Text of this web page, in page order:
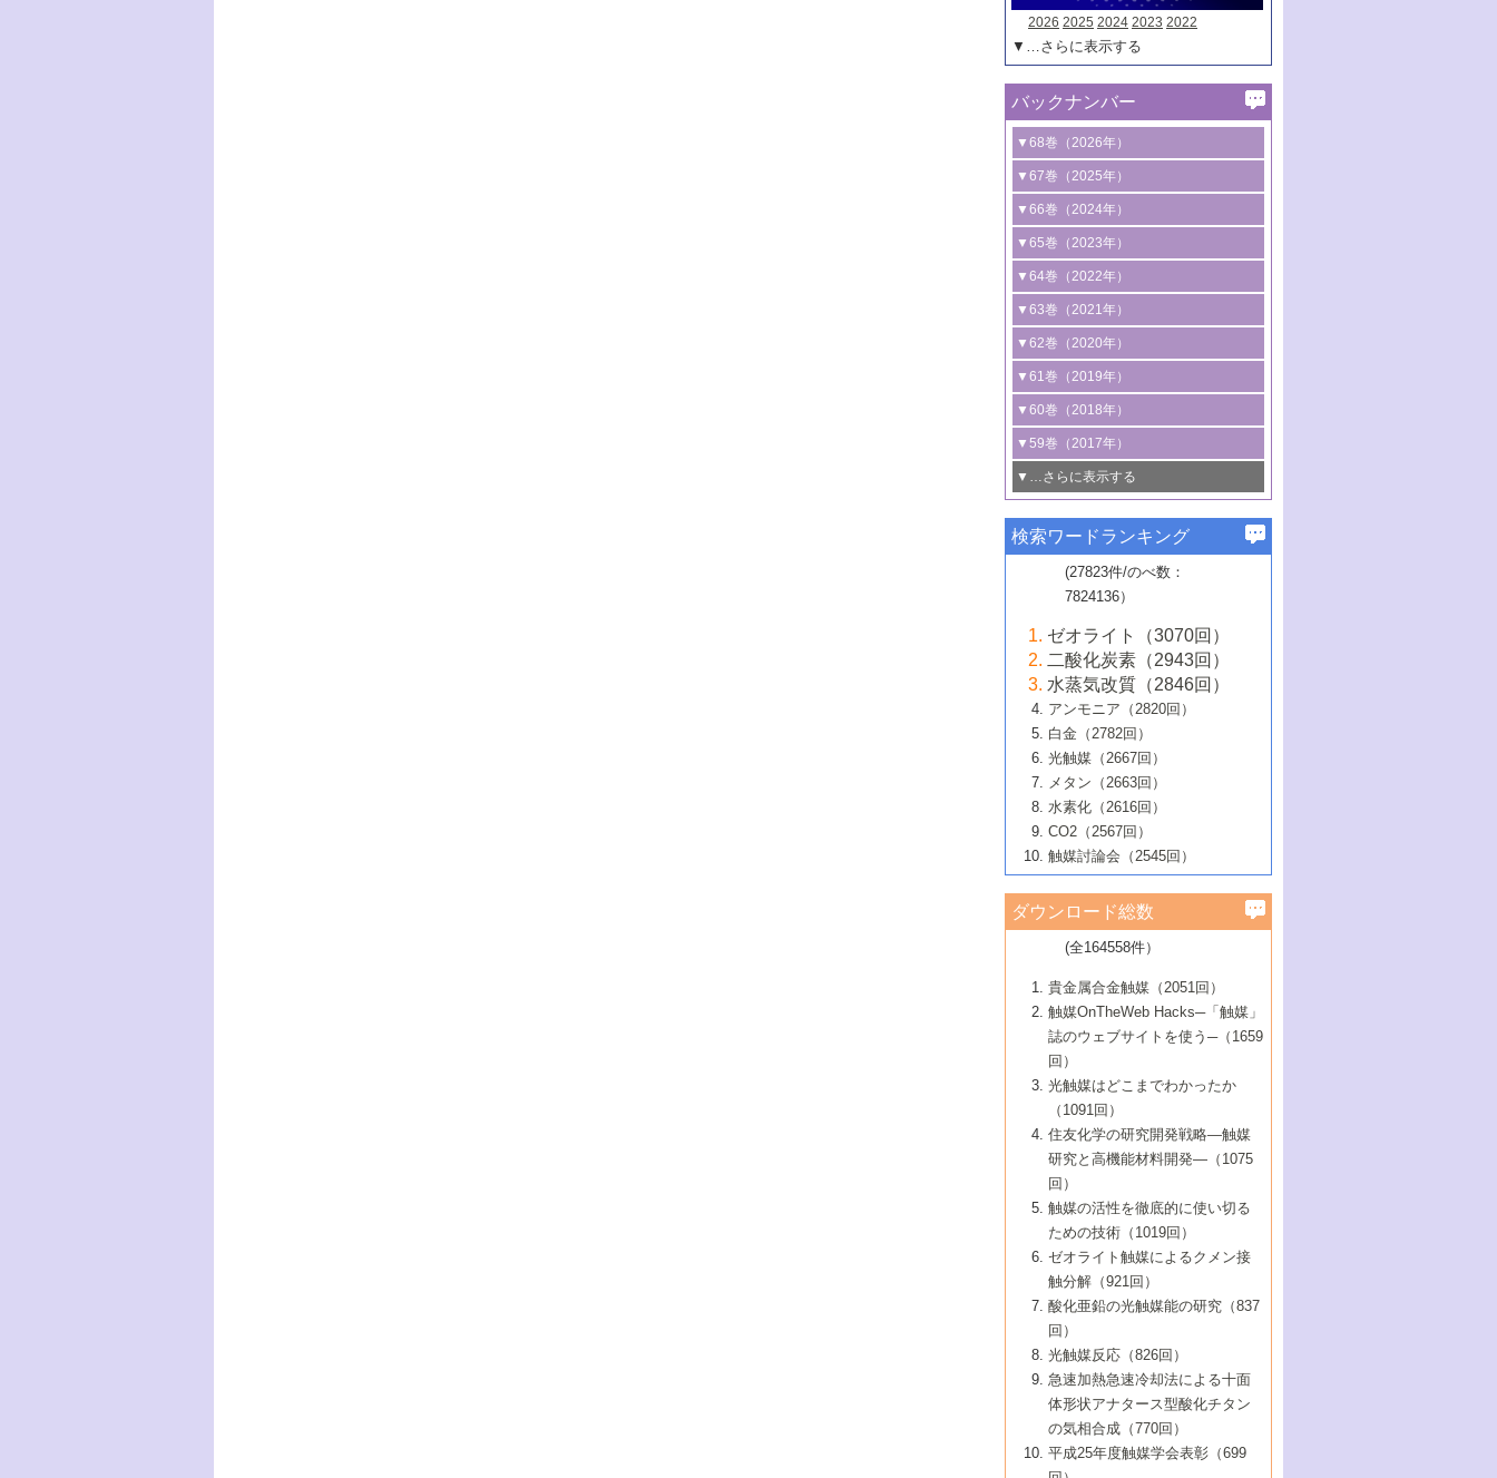
2026 2025 2024 2023 2022
▼…さらに表示する
バックナンバー
▼68巻（2026年）
1号 過酸化水素合成に関する研究動向
2号 コンピューター技術により加速する
触媒開発
3号 有機分子変換やCO 資源化のための
光触媒に関する最近の研究
B号 第137回触媒討論会（2026年）
▼67巻（2025年）
1号 CO
水素化によるグリーン燃料/グリ
ーンケミカル製造
2号 水素製造のための水分解技術に関す
る最近の研究
3号 オレフィン系樹脂の精密合成に関す
る最新技術
4号 アルコール類の効率的変換を実現す
る非貴金属触媒の研究動向
5号 ゼオライトの合成と応用における研
究動向
6号 ヘテロ接合界面
B号 第135回触媒討論会（2025年）
▼66巻（2024年）
1号 低次元ナノ構造を有する触媒材料
2号 規制反応場を活用した固体触媒研究
の新展開
3号 未踏分子変換を目指した酸化触媒プ
ロセスの最前線
4号 シンクロトロン放射光および中性子
線を利用した触媒解析技術の最先端
5号 単原子触媒
6号 参照触媒委員会からのお知らせ
B号 第133回触媒討論会（2023年）
▼65巻（2023年）
1号 炭素が関わる触媒機能
2号 プラスチックケミカルリサイクルの
ための触媒技術
3号 非酸化物系金属化合物を基盤とした
触媒材料の開発
4号 格子酸素・格子酸素欠陥を利用した
触媒反応
5号 生体触媒によるエネルギー変換反応
6号 窒素とリンの循環のための触媒・機
能性材料
▼64巻（2022年）
1号 合成ガス製造とCOを用いるケミカル
ズ合成の最新動向
2号 化学品合成のための合金触媒開発
3号 CO の排出削減および有効活用のた
めの触媒技術
4号 若手による情報発信企画～とびたて
若き触媒の研究者たち～（1）
若き触媒の研究者たち～（2）
6号 石油のノーブル・ユースを志向した
触媒技術
大学：オンライン・対面開催）
▼63巻（2021年）
1号 金触媒の新展開
2号 ペロブスカイト
3号 特殊反応場を利用した触媒的分子変
換反応
4号 多孔質材料を用いた触媒の新展開
5号 情報学的手法を用いた触媒開発
6号 カーボンニュートラルに向けた電解
技術
B号 第127回触媒討論会（2021年・オン
ライン開催(Zoom)のみ）
▼62巻（2020年）
1号 触媒設計を拓く欠陥構造のキャラク
タリゼーション
2号 機能化学品製造に資するクリーンな
触媒的酸化反応
3号 水処理のための触媒化学
4号 光触媒を用いた水分解の最新の研究
動向
5号 次世代の触媒プロセスを支えるマイ
6号 メタン転換技術の最新動向
B号 第125回触媒討論会（2020年・工学
院大学）
▼61巻（2019年）
1号 物質移動制御に着目した触媒プロセ
ス開発
2号 CO2 フリー水素サプライチェーンに
関わる触媒開発動向
3号 精密高分子合成に関する最近の研究
動向
4号 バイオマス化成品製造のための触媒
5号 固体触媒による含窒素有機化合物変
換の最前線
6号 貴金属使用量低減に向けた自動車排
ガス浄化触媒の開発
B号 第123回触媒討論会（2019年・大阪
▼60巻（2018年）
1号 固体酸触媒の最新の研究動向
2号 二酸化炭素からの有用化学品合成
3号 ナノ粒子・クラスター触媒の最前線
4号 60周年記念企画
5号 進化するゼオライト合成技術
6号 非貴金属系触媒における電気化学的
B号 第121回触媒討論会（2018年・東京
大学）
▼59巻（2017年）
1号 いたるところに，触媒
最先端技術
3号 無機分離膜材料の開発と触媒反応プ
ロセスへの適用
5号 水素のふるまいを解き明かす最先端
研究
6号 低級アルカンの有効利用のための触
媒技術
B号 第119回触媒討論会（2017年・首都
大学東京）
▼…さらに表示する
1号 ユニークな構造の高分子を生み出す触
2号 リグニンからの化成品製造に向けた触
媒技術
3号 触媒研究の最先端～とびたて若き研究
者たち～（1）
4号 触媒研究の最先端～とびたて若き研究
者たち～（2）
5号 触媒研究の最先端～とびたて若き研究
者たち～（3）
6号 イオニクス材料と燃料電池・電解合成
の最新の研究動向
B号 第117回触媒討論会（2016年・大阪府
立大学）
▼57巻（2015年）
1号 水素キャリアにかかわる触媒技術の新
2号 石油精製用触媒の最近の進展
3号 固体酸化物形燃料電池（SOFC）におけ
るアノード触媒上での燃料直接改質技術
4号 コアシェル構造の制御による触媒機能
5号 工業触媒およびその周辺技術の最近の
進歩
6号 ナノシート
B号 第115回触媒討論会（2015年・成蹊大
▼56巻（2014年）
2号 光触媒反応機構に関する最新の研究動
向
開発動向
4号 人工光合成に向けた近年のアプローチ
5号 未利用熱エネルギーの有効活用に貢献
する触媒技術
6号 ポリオキソメタレート
B号 第113回触媒討論会（2014年・ロワジ
ールホテル豊橋）
1号 高耐久性燃料電池システム用触媒にお
ける新展開
2号 リビングラジカル重合の最近の動向
3号 天然ガスの化学工業的展開に関する触
媒技術
4号 貴金属触媒の精密構造制御とその活用
5号 バイオマス化成品製造のための固体触
6号 ナノ空間─吸着状態解析から新機能開拓
B号 第111回触媒討論会（2013年・関西大
▼54巻（2012年）
1号 規則性多孔体の利用技術における最近
の進歩
2号 第109回触媒討論会
3号 貴金属低減技術の最新動向
4号 貴金属代替技術の最新動向
5号 光触媒による物質変換反応の新展開
6号 グラフェン
7号 水素を利用する化成品合成の新潮流
▼53巻（2011年）
1号 金属学から見る合金触媒の新展開
2号 第107回触媒討論会
3号 触媒のその場観察法の進歩（１）
4号 触媒のその場観察法の進歩（２）
5号 不活性結合の触媒的活性化による有機
合成
6号 新しい固体酸触媒技術
7号 ゼオライト合成における最近の進歩
▼52巻（2010年）
1号 触媒の劣化対策と長寿命触媒開発
2号 第105回触媒討論会
3号 ナノ構造が拓く新機能
4号 活性サイトおよびその環境の精密な設
計による触媒の高機能化
5号 触媒を有効に使うための技術
7号 有機分子触媒による精密有機合成
8号 高機能化ポリオレフィンに向けた重合
触媒の最近の進展
1号 炭素材料－熱い注目を集める材料－
2号 第103回触媒討論会
3号 環境浄化用光触媒の現状と課題
4号 水素社会の実現に向けた水素製造・貯
蔵技術の進歩
5号 CO2が関わる触媒・材料
7号 持続可能社会実現のための触媒および
触媒関連技術
▼50巻（2008年）
1号 触媒化学と学会のこの10年，半世紀，
そして未来
2号 第101回触媒討論会
4号 錯体を利用したユニークな表面構造の
構築と機能
5号 若手会員による触媒研究の未来展望1：
企業編
6号 第102回触媒討論会
7号 触媒・化学反応における計算化学の進
8号 若手研究者による触媒研究の未来展望
2：大学・研究所編
▼49巻（2007年）
1号 含フッ素化合物の合成と触媒
2号 第99回触媒討論会
3号 実用的ファインケミカル合成プロセス
を実現する触媒
5号 こんな物質，あんな物質―新たな触媒
の可能性―
7号 『結晶の化学』を活かした触媒研究
8号 イオン液体の応用
▼48巻（2006年）
1号 固体酸触媒の最近の進歩
2号 第97回触媒討論会
3号 リビング重合触媒の最近の展開
5号 水素製造・貯蔵のための触媒技術の新
しい展開
6号 第98回触媒討論会
7号 基礎化学品製造の触媒技術
8号 多機能型リアクター
1号 最近の触媒担体とその効果
2号 第95回触媒討論会
4号 水分解用光触媒材料
5号 時間分解分光の進歩と応用
6号 第96回触媒討論会
8号 超臨界流体を用いた化学プロセスの新
▼46巻（2004年）
1号 部分酸化反応触媒の最前線
2号 第93回触媒討論会
3号 特殊エネルギー場の触媒反応
4号 生体内における金属の触媒作用
5号 ファインケミカルズの展開に寄与する
6号 第94回触媒討論会
7号 サブナノレベルでみた新しい表面現象
8号 オレフィン重合触媒の新たな展
▼45巻（2003年）
1号 なぜこの触媒が良いのか？
2号 第91回触媒討論会
3号 最近の自動車排ガス処理技術
4号 触媒研究の現状と将来─第90回触媒討論
5号 基礎化学品製造の触媒技術
6号 第92回触媒討論会
7号 基礎化学品製造の触媒技術
8号 資源の循環と触媒技術
▼44巻（2002年）
1号 高次制御された触媒の化学
2号 第89回触媒討論会
3号 触媒を利用した電気化学の新展開
4号 ナノ材料の調製と機能化
5号 こんな触媒が欲しい
6号 第90回触媒討論会
7号 触媒研究と学術雑誌/情報
8号 若い世代からみた触媒化学の現状と未
▼43巻（2001年）
1号 グリーンケミストリーと触媒
2号 第87回触媒討論会特集号
3号 生体触媒とバイオプロセス
4号 水素製造・利用の触媒化学
5号 触媒研究における新しい切り口：コン
ビナトリアルケミストリー
6号 第88回触媒討論会特集号
7号 企業における触媒研究のブレークスル
8号 この材料を触媒として使ってみません
▼42巻（2000年）
1号 触媒反応工学の明日を拓く
2号 第85回触媒討論会
3号 反応ダイナミクス
5号 触媒のおもしろさをどのように伝える
6号 第86回触媒討論会
7号 水素化精製触媒の新しい展開
8号 新しい反応性と機能性を目指した金属
クラスタ-化学
▼41巻（1999年）
1号 孔、穴、あな?-特異な空間とその利用-
2号 第83回触媒討論会
3号 均一系触媒反応最前線
4号 実用炭素材料の新展開
5号 研究の方法論を考える
7号 機能性金属材料と触媒
8号 触媒研究へのNMRの応用と展望
▼40巻（1998年）
進展と21世紀への提言/創立40周年記念・触
媒学会この10年の歩みとこれから/創立40周
2号 第81回触媒討論会
3号 計算機触媒化学へのさそい
4号 触媒劣化の制御と予測
5号 最新の実用プロセスと触媒
6号 第82回触媒討論会
7号 ナノ構造体の化学
8号 あの反応は今
1号 均一系と不均一系触媒反応-その特徴と
接点
2号 第79回触媒討論会
3号 最新NO除去触媒の実用化研究
4号 新しい反応場を目指した触媒調製
5号 反応・分離技術の新しい展開
6号 第80回触媒討論会
8号 AFMでみる世界
▼38巻（1996年）
1号 触媒の構造と触媒作用/C1化学を中心と
する21世紀への触媒
3号 オリンピックメダル:金・銀・銅はどん
な触媒作用を示すか
4号 触媒作用における機能の複合化
5号 未来を拓け！若手研究者
6号 第78回触媒討論会
7号 ダイナミックな領域への触媒研究の展
開/C1化学を中心とする21世紀への触媒
▼37巻（1995年）
1号 ファインケミカルズと固体触媒
2号 第75回触媒討論会
3号 希土類を利用した触媒
4号 触媒とリサイクル
5号 エネルギー変換触媒
6号 第76回触媒討論会
7号 表面吸着相の新しい展開
8号 マイクロポーラス・クリスタル触媒の
▼36巻（1994年）
1号 電気化学と触媒
2号 第73回触媒討論会
3号 C4化学の展開
4号 《通常号》
5号 《通常号》
6号 第74回触媒討論会
▼35巻（1993年）
1号 工業触媒開発マニュアル―探索から工
業化まで
2号 第71回触媒討論会
3号 研究開発のうらおもて―着想と展開
4号 触媒劣化と寿命の予測
5号 環境に優しい触媒
▼34巻（1992年）
1号 インパクトを与えたこの研究
2号 第69回触媒討論会
3号 ケミカルズ合成触媒―新しい展開と応
▼33巻（1991年）
1号 触媒プロセス開発マニュアル―探索か
ら工業化まで，知っておきたいこと PartII
2号 第67回触媒討論会
▼32巻（1990年）
1号 21世紀に向けて触媒研究の飛躍をめざ
す―触媒化学の裾野を広げよう
2号 第65回触媒討論会
▼31巻（1989年）
1号 情報科学と反応設計・材料設計
▼30巻（1988年）
検索ワードランキング
(27823件/のべ数：
7824136）
ゼオライト（3070回）
二酸化炭素（2943回）
水蒸気改質（2846回）
アンモニア（2820回）
白金（2782回）
光触媒（2667回）
メタン（2663回）
水素化（2616回）
CO2（2567回）
触媒討論会（2545回）
ダウンロード総数
(全164558件）
貴金属合金触媒（2051回）
触媒OnTheWeb Hacks─「触媒」
誌のウェブサイトを使う─（1659
回）
光触媒はどこまでわかったか
（1091回）
住友化学の研究開発戦略―触媒
研究と高機能材料開発―（1075
回）
触媒の活性を徹底的に使い切る
ための技術（1019回）
ゼオライト触媒によるクメン接
触分解（921回）
酸化亜鉛の光触媒能の研究（837
回）
光触媒反応（826回）
急速加熱急速冷却法による十面
体形状アナタース型酸化チタン
の気相合成（770回）
平成25年度触媒学会表彰（699